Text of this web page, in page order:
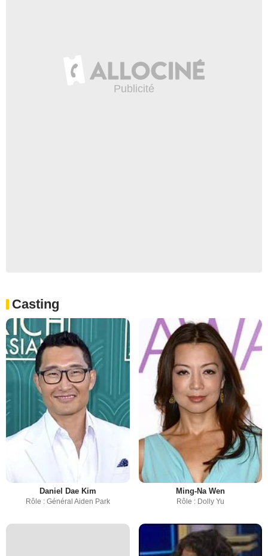
Casting
Daniel Dae Kim
Rôle : Général Aiden Park
Ming-Na Wen
Rôle : Dolly Yu